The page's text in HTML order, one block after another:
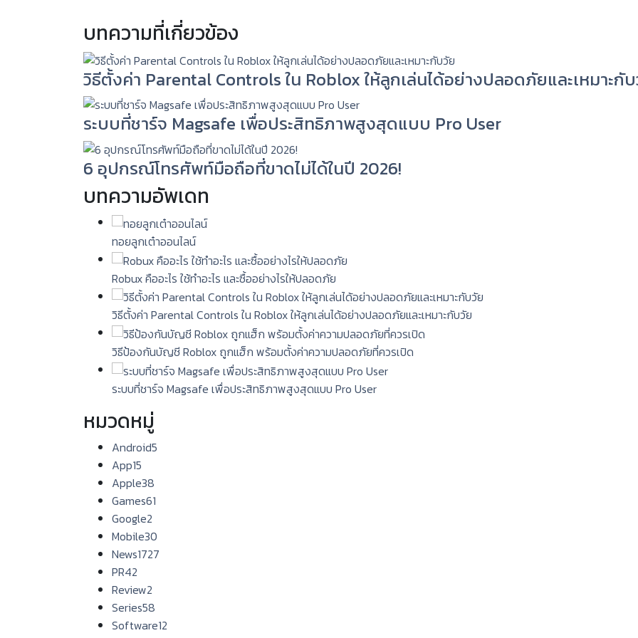
บทความที่เกี่ยวข้อง
วิธีตั้งค่า Parental Controls ใน Roblox ให้ลูกเล่นได้อย่างปลอดภัยและเหมาะกั
ระบบที่ชาร์จ Magsafe เพื่อประสิทธิภาพสูงสุดแบบ Pro User
6 อุปกรณ์โทรศัพท์มือถือที่ขาดไม่ได้ในปี 2026!
บทความอัพเดท
ทอยลูกเต๋าออนไลน์
Robux คืออะไร ใช้ทำอะไร และซื้ออย่างไรให้ปลอดภัย
วิธีตั้งค่า Parental Controls ใน Roblox ให้ลูกเล่นได้อย่างปลอดภัยและเหมาะกับวัย
วิธีป้องกันบัญชี Roblox ถูกแฮ็ก พร้อมตั้งค่าความปลอดภัยที่ควรเปิด
ระบบที่ชาร์จ Magsafe เพื่อประสิทธิภาพสูงสุดแบบ Pro User
หมวดหมู่
Android5
App15
Apple38
Games61
Google2
Mobile30
News1727
PR42
Review2
Series58
Software12